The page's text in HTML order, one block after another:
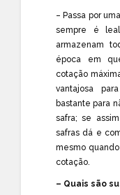
– Passa por
sempre é
armazenam
época em
cotação
vantajosa
bastante para
safra; se
safras dá e
mesmo
cotação.
– Quais são